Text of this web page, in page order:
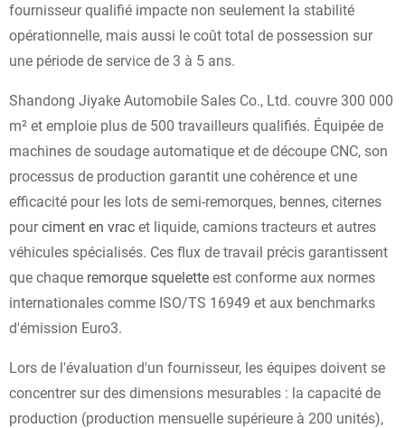
fournisseur qualifié impacte non seulement la stabilité
opérationnelle, mais aussi le coût total de possession sur
une période de service de 3 à 5 ans.
Shandong Jiyake Automobile Sales Co., Ltd. couvre 300 000
m² et emploie plus de 500 travailleurs qualifiés. Équipée de
machines de soudage automatique et de découpe CNC, son
processus de production garantit une cohérence et une
efficacité pour les lots de semi-remorques, bennes, citernes
pourciment en vrac et liquide, camions tracteurs et autres
véhicules spécialisés. Ces flux de travail précis garantissent
que chaque remorque squelette est conforme aux normes
internationales comme ISO/TS 16949 et aux benchmarks
d'émission Euro3.
Lors de l'évaluation d'un fournisseur, les équipes doivent se
concentrer sur des dimensions mesurables : la capacité de
production (production mensuelle supérieure à 200 unités),